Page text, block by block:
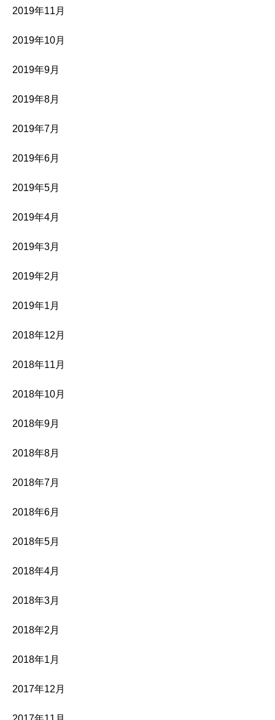
2019年11月
2019年10月
2019年9月
2019年8月
2019年7月
2019年6月
2019年5月
2019年4月
2019年3月
2019年2月
2019年1月
2018年12月
2018年11月
2018年10月
2018年9月
2018年8月
2018年7月
2018年6月
2018年5月
2018年4月
2018年3月
2018年2月
2018年1月
2017年12月